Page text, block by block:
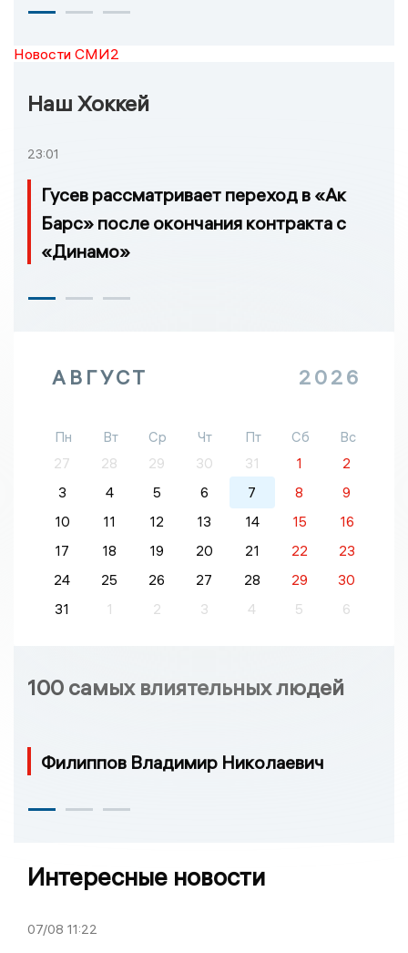
Новости СМИ2
Наш Хоккей
23:01
Гусев рассматривает переход в «Ак
Барс» после окончания контракта с
«Динамо»
АВГУСТ 2026
Пн Вт Ср Чт Пт Сб
Вс
27
28 29 30 31 1
2
3
4 5 6 7 8
9
10
11 12 13 14 15
16
17
18 19 20 21 22
23
24
25 26 27 28 29
30
31
1 2 3 4 5 6
100 самых влиятельных людей
Филиппов Владимир Николаевич
Интересные новости
07/08 11:22